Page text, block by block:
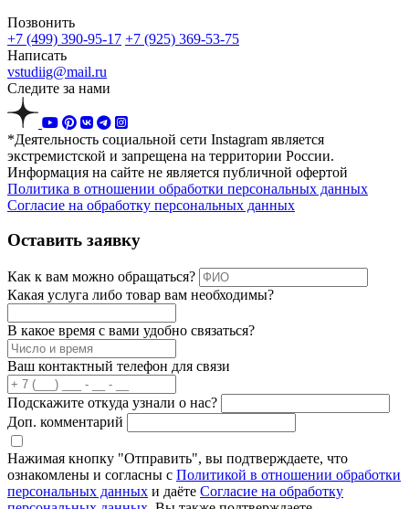
Позвонить
+7 (499) 390-95-17 +7 (925) 369-53-75
Написать
vstudiig@mail.ru
Следите за нами
*Деятельность социальной сети Instagram является
экстремистской и запрещена на территории России.
Информация на сайте не является публичной офертой
Политика в отношении обработки персональных данных
Согласие на обработку персональных данных
Оставить заявку
Как к вам можно обращаться?
Какая услуга либо товар вам необходимы?
В какое время с вами удобно связаться?
Ваш контактный телефон для связи
Подскажите откуда узнали о нас?
Доп. комментарий
Нажимая кнопку "Отправить", вы подтверждаете, что
ознакомлены и согласны с Политикой в отношении обработки
персональных данных и даёте Согласие на обработку